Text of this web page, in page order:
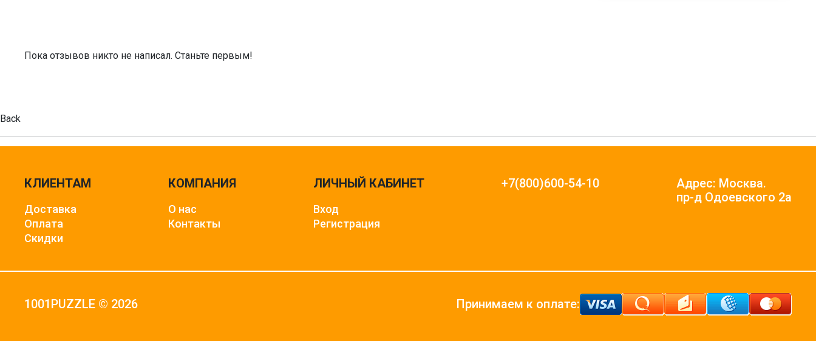
Пока отзывов никто не написал. Станьте первым!
Back
КЛИЕНТАМ
Доставка
Оплата
Скидки
КОМПАНИЯ
О нас
Контакты
ЛИЧНЫЙ КАБИНЕТ
Вход
Регистрация
+7(800)600-54-10
Адрес: Москва.
пр-д Одоевского 2а
1001PUZZLE © 2026 Принимаем к оплате: